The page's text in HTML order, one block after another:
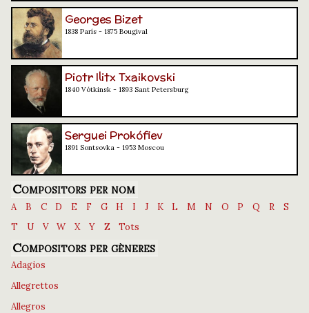
Georges Bizet
1838 París - 1875 Bougival
Piotr Ilitx Txaikovski
1840 Vótkinsk - 1893 Sant Petersburg
Serguei Prokófiev
1891 Sontsovka - 1953 Moscou
Compositors per nom
A B C D E F G H I J K L M N O P Q R
S
T
U V W X Y Z Tots
Compositors per gèneres
Adagios
Allegrettos
Allegros